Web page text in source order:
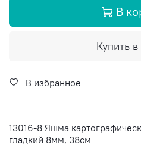
В
Купить в
В избранное
13016-8 Яшма
гладкий 8мм, 38см